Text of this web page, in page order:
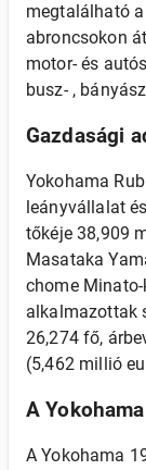
megtalálható a
abroncsokon
motor- és
busz- ,
Gazdasági
Yokohama
leányvállalat
tőkéje 38,909
Masataka
chome
alkalmazottak
26,274 fő,
(5,462 millió
A
A Yokohama